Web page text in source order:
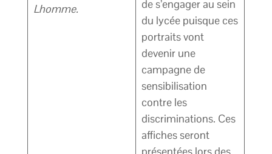
Lhomme.
de s’engager au sein
du lycée puisque ces
portraits vont
devenir une
campagne de
sensibilisation
contre les
discriminations. Ces
affiches seront
présentées lors des